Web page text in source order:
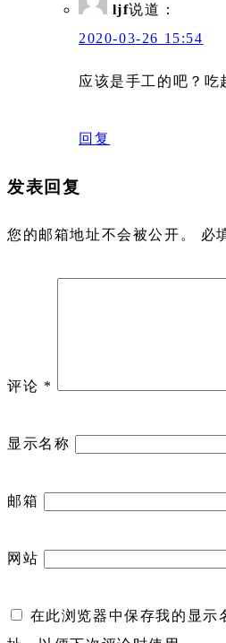
ljf说道：
2020-03-26 15:54
应该是手工的吧？吃
回复
发表回复
您的邮箱地址不会被公开。 必
评论 *
显示名称
邮箱
网站
在此浏览器中保存我的显示